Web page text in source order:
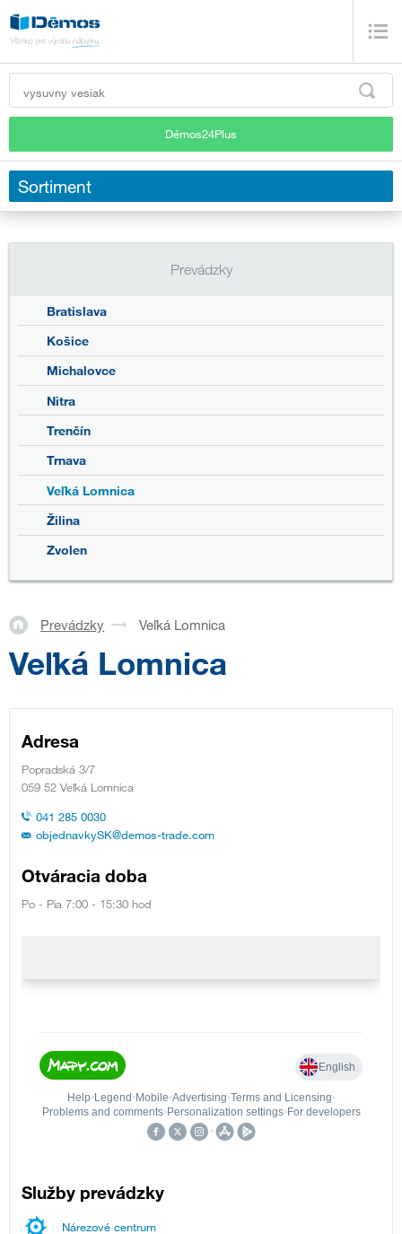
Démos24Plus
Sortiment
Prevádzky
Bratislava
Košice
Michalovce
Nitra
Trenčín
Trnava
Veľká Lomnica
Žilina
Zvolen
Prevádzky Veľká Lomnica
Veľká Lomnica
Adresa
Popradská 3/7
059 52 Veľká Lomnica
041 285 0030
objednavkySK@demos-trade.com
Otváracia doba
Po - Pia 7:00 - 15:30 hod
Služby prevádzky
Nárezové centrum